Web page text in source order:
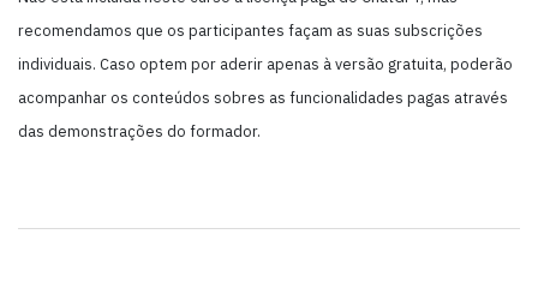
recomendamos que os participantes façam as suas subscrições
individuais. Caso optem por aderir apenas à versão gratuita, poderão
acompanhar os conteúdos sobres as funcionalidades pagas através
das demonstrações do formador.